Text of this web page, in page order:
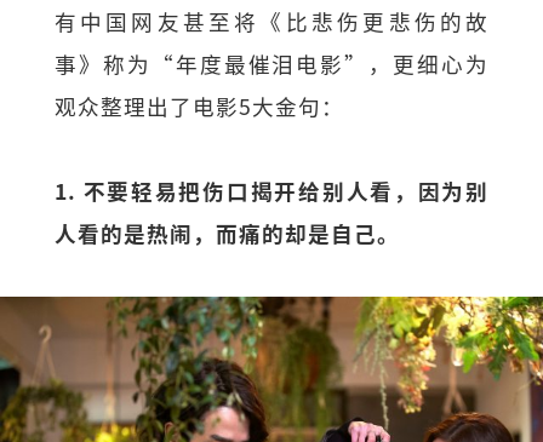
有中国网友甚至将《比悲伤更悲伤的故
事》称为“年度最催泪电影”，更细心为
观众整理出了电影5大金句：
1. 不要轻易把伤口揭开给别人看，因为别
人看的是热闹，而痛的却是自己。